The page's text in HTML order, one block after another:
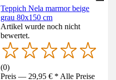
Teppich Nela marmor beige
grau 80x150 cm
Artikel wurde noch nicht
bewertet.
(0)
Preis — 29,95 € * Alle Preise